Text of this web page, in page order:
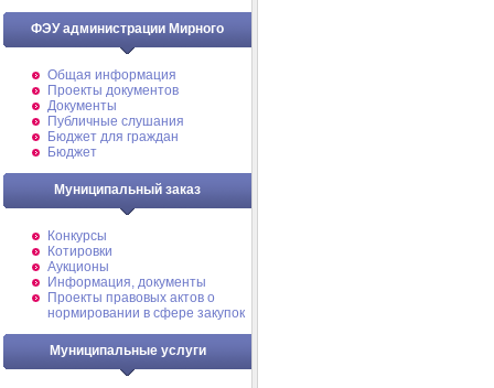
ФЭУ администрации Мирного
Общая информация
Проекты документов
Документы
Публичные слушания
Бюджет для граждан
Бюджет
Муниципальный заказ
Конкурсы
Котировки
Аукционы
Информация, документы
Проекты правовых актов о
нормировании в сфере закупок
Муниципальные услуги